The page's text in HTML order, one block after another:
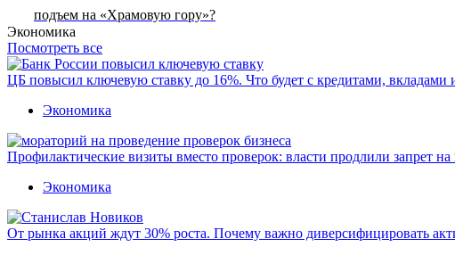
подъем на «Храмовую гору»?
Экономика
Посмотреть все
ЦБ повысил ключевую ставку до 16%. Что будет с кредитами, вкладами
Экономика
Профилактические визиты вместо проверок: власти продлили запрет
Экономика
От рынка акций ждут 30% роста. Почему важно диверсифицировать